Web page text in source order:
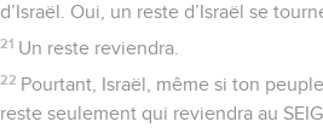
d’Israël. Oui, un reste d’Israël se
21 Un reste reviendra.
22 Pourtant, Israël, même si ton
reste seulement qui reviendra au